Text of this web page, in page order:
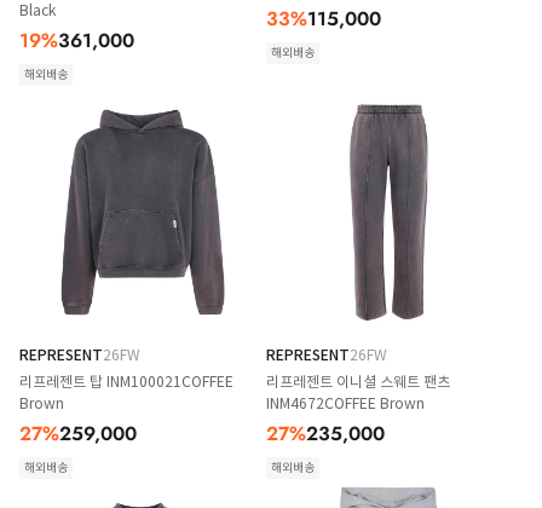
Black
19%361,000
해외배송
33%115,000
해외배송
REPRESENT26FW
리프레젠트 탑 INM100021COFFEE
Brown
27%259,000
해외배송
REPRESENT26FW
리프레젠트 이니셜 스웨트 팬츠
INM4672COFFEE Brown
27%235,000
해외배송